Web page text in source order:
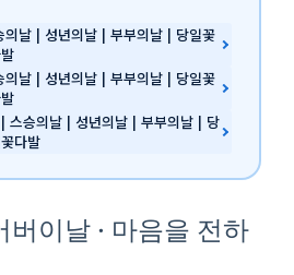
날 | 성년의날 | 부부의날 | 당일꽃
날 | 성년의날 | 부부의날 | 당일꽃
스승의날 | 성년의날 | 부부의날 | 당
다발
이날 · 마음을 전하